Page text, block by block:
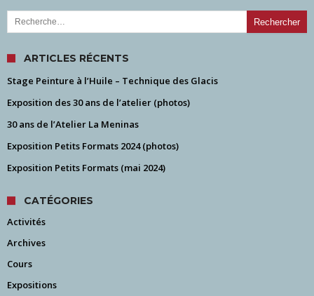
Rechercher :
ARTICLES RÉCENTS
Stage Peinture à l’Huile – Technique des Glacis
Exposition des 30 ans de l’atelier (photos)
30 ans de l’Atelier La Meninas
Exposition Petits Formats 2024 (photos)
Exposition Petits Formats (mai 2024)
CATÉGORIES
Activités
Archives
Cours
Expositions